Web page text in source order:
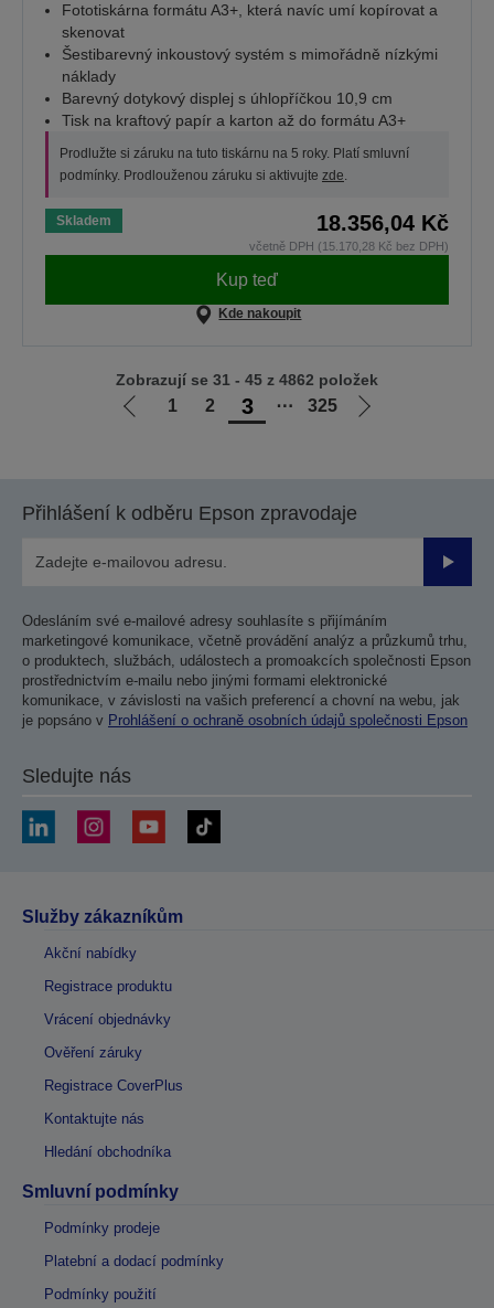
Fototiskárna formátu A3+, která navíc umí kopírovat a
skenovat
Šestibarevný inkoustový systém s mimořádně nízkými
náklady
Barevný dotykový displej s úhlopříčkou 10,9 cm
Tisk na kraftový papír a karton až do formátu A3+
Prodlužte si záruku na tuto tiskárnu na 5 roky. Platí smluvní
podmínky. Prodlouženou záruku si aktivujte zde.
Skladem 18.356,04 Kč
včetně DPH (15.170,28 Kč bez DPH)
Kup teď
Kde nakoupit
Jít
1 2 3 ⋯ 325
Jít
Zobrazují se 31 - 45 z 4862 položek
Přihlášení k odběru Epson zpravodaje
Odesláním své e-mailové adresy souhlasíte s přijímáním
marketingové komunikace, včetně provádění analýz a průzkumů trhu,
o produktech, službách, událostech a promoakcích společnosti Epson
prostřednictvím e-mailu nebo jinými formami elektronické
komunikace, v závislosti na vašich preferencí a chovní na webu, jak
je popsáno v Prohlášení o ochraně osobních údajů společnosti Epson
Sledujte nás
Služby zákazníkům
Akční nabídky
Registrace produktu
Vrácení objednávky
Ověření záruky
Registrace CoverPlus
Kontaktujte nás
Hledání obchodníka
Smluvní podmínky
Podmínky prodeje
Platební a dodací podmínky
Podmínky použití